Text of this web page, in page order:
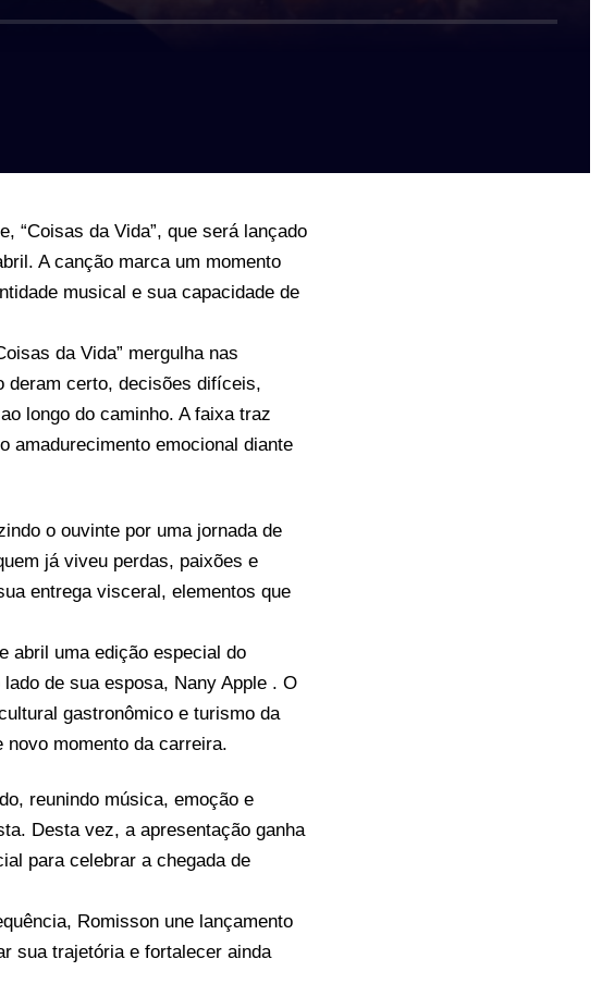
“Coisas da Vida”, que será lançado
A canção marca um momento
musical e sua capacidade de
da Vida” mergulha nas
deram certo, decisões difíceis,
longo do caminho. A faixa traz
amadurecimento emocional diante
o ouvinte por uma jornada de
já viveu perdas, paixões e
entrega visceral, elementos que
abril uma edição especial do
de sua esposa, Nany Apple . O
gastronômico e turismo da
novo momento da carreira.
reunindo música, emoção e
Desta vez, a apresentação ganha
para celebrar a chegada de
Romisson une lançamento
sua trajetória e fortalecer ainda